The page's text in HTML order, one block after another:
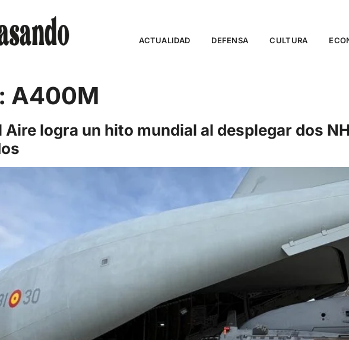
ACTUALIDAD DEFENSA CULTURA
A400M
Aire logra un hito mundial al desplegar dos